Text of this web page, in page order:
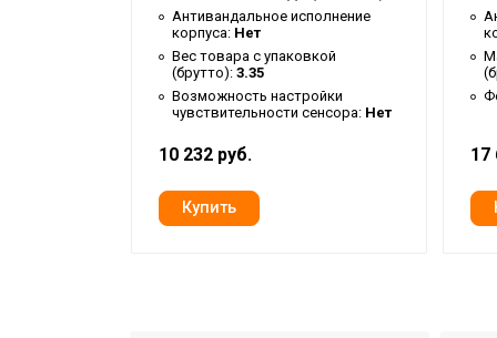
Высота товара
Глубина товара
Срок службы
Потребляемая мощность в режиме
УТП
Ширина товара
Количество режимов нагрева
Антивандальное исполнение
корпуса: Нет
Вес товара с упаковкой
(брутто): 3.35
Возможность настройки
чувствительности сенсора: Нет
10 232 руб. 17